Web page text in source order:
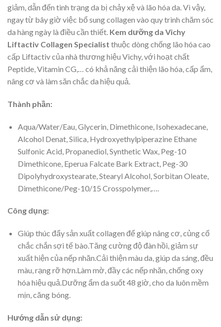
giảm, dẫn đến tình trạng da bị chảy xệ và lão hóa da. Vì vậy,
ngay từ bây giờ việc bổ sung collagen vào quy trình chăm sóc
da hàng ngày là điều cần thiết. Kem dưỡng da Vichy
Liftactiv Collagen Specialist thuộc dòng chống lão hóa cao
cấp Liftactiv của nhà thương hiệu Vichy, với hoạt chất
Peptide, Vitamin CG,… có khả năng cải thiện lão hóa, cấp ẩm,
nâng cơ và làm săn chắc da hiệu quả.
Thành phần:
Aqua/Water/Eau, Glycerin, Dimethicone, Isohexadecane,
Alcohol Denat, Silica, Hydroxyethylpiperazine Ethane
Sulfonic Acid, Propanediol, Synthetic Wax, Peg-10
Dimethicone, Eperua Falcate Bark Extract, Peg-30
Dipolyhydroxystearate, Stearyl Alcohol, Sorbitan Oleate,
Dimethicone/Peg-10/15 Crosspolymer,….
Công dụng:
Giúp thúc đẩy sản xuất collagen để giúp nâng cơ, củng cố
chắc chắn sợi tế bào.Tăng cường độ đàn hồi, giảm sự
xuất hiện của nếp nhăn.Cải thiện màu da, giúp da sáng, đều
màu, rạng rỡ hợn.Làm mờ, đầy các nếp nhăn, chống oxy
hóa hiệu quả.Dưỡng ẩm da suốt 48 giờ, cho da luôn mềm
mịn, căng bóng.
Hướng dẫn sử dụng: